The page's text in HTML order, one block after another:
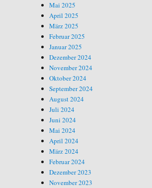
Mai 2025
April 2025
März 2025
Februar 2025
Januar 2025
Dezember 2024
November 2024
Oktober 2024
September 2024
August 2024
Juli 2024
Juni 2024
Mai 2024
April 2024
März 2024
Februar 2024
Dezember 2023
November 2023